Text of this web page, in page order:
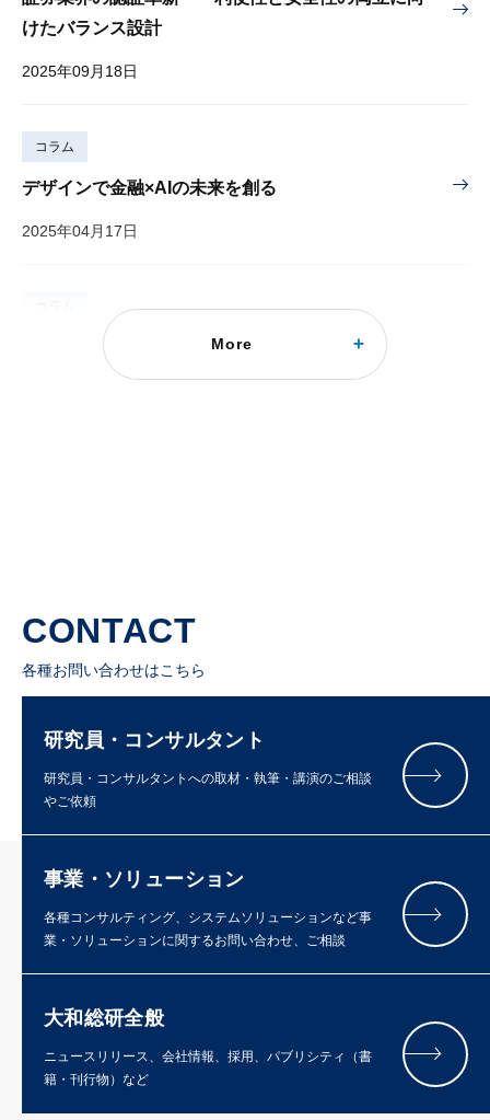
けたバランス設計
2025年09月18日
コラム
デザインで金融×AIの未来を創る
2025年04月17日
人事データ分析システムの今と未来を読み解く
More
CONTACT
各種お問い合わせはこちら
研究員・コンサルタント
研究員・コンサルタントへの取材・執筆・講演のご相談
やご依頼
事業・ソリューション
各種コンサルティング、システムソリューションなど事
業・ソリューションに関するお問い合わせ、ご相談
大和総研全般
ニュースリリース、会社情報、採用、パブリシティ（書
籍・刊行物）など